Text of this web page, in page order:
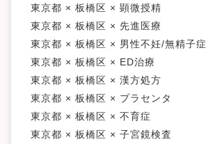
東京都 × 板橋区 × 顕微授精
東京都 × 板橋区 × 先進医療
東京都 × 板橋区 × 男性不妊/無精子症
東京都 × 板橋区 × ED治療
東京都 × 板橋区 × 漢方処方
東京都 × 板橋区 × プラセンタ
東京都 × 板橋区 × 不育症
東京都 × 板橋区 × 子宮鏡検査